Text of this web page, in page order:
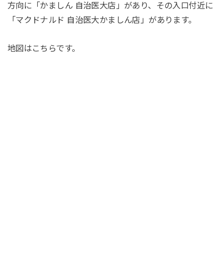
方向に「かましん 自治医大店」があり、その入口付近に
「マクドナルド 自治医大かましん店」があります。
地図はこちらです。